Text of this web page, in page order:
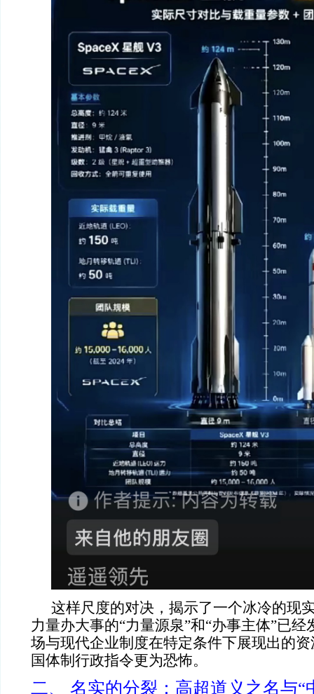
这样尺度的对决，揭示了一个冰冷的现
力量办大事的“力量源泉”和“办事主体”已
场与现代企业制度在特定条件下展现出的
国体制行政指令更为恐怖。
二、 名实的分裂：高超道义之名与“